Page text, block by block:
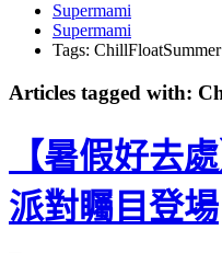
Supermami
Supermami
Tags: ChillFloatSummer
Articles tagged with:
【暑假好去
派對矚目登場